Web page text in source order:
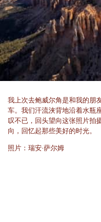
我上次去鲍威尔角是和我的朋
车。我们汗流浃背地沿着水瓶
叹不已，回头望向这张照片拍
向，回忆起那些美好的时光。
照片：瑞安·萨尔姆